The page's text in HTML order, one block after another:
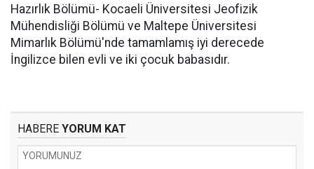
Hazırlık Bölümü- Kocaeli Üniversitesi Jeofizik
Mühendisliği Bölümü ve Maltepe Üniversitesi
Mimarlık Bölümü'nde tamamlamış iyi derecede
İngilizce bilen evli ve iki çocuk babasıdır.
HABERE YORUM KAT